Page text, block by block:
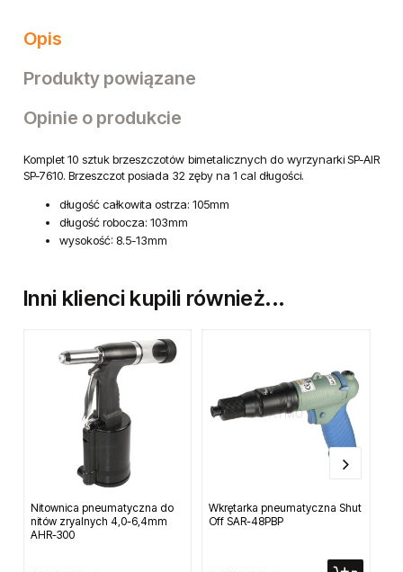
Opis
Produkty powiązane
Opinie o produkcie
Komplet 10 sztuk brzeszczotów bimetalicznych do wyrzynarki SP-AIR
SP-7610. Brzeszczot posiada 32 zęby na 1 cal długości.
długość całkowita ostrza: 105mm
długość robocza: 103mm
wysokość: 8.5-13mm
Inni klienci kupili również...
Nitownica pneumatyczna do
nitów zryalnych 4,0-6,4mm
AHR-300
Wkrętarka pneumatyczna Shut
Off SAR-48PBP